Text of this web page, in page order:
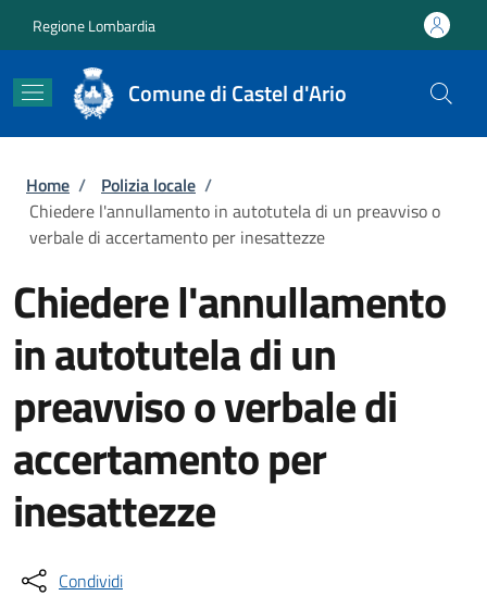
Regione Lombardia
Comune di Castel d'Ario
Briciole di pane
Home / Polizia locale /
Chiedere l'annullamento in autotutela di un preavviso o
verbale di accertamento per inesattezze
Chiedere l'annullamento
in autotutela di un
preavviso o verbale di
accertamento per
inesattezze
Condividi